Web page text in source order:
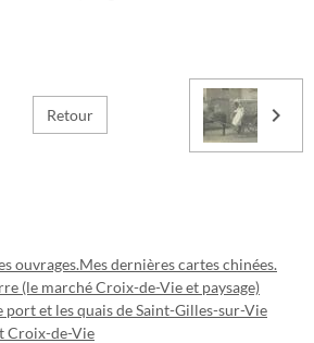
Retour
ouvrages.Mes dernières cartes chinées.
(le marché Croix-de-Vie et paysage)
port et les quais de Saint-Gilles-sur-Vie
Croix-de-Vie